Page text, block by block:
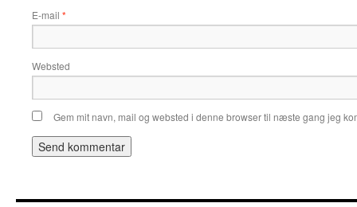
E-mail *
Websted
Gem mit navn, mail og websted i denne browser til næste gang jeg